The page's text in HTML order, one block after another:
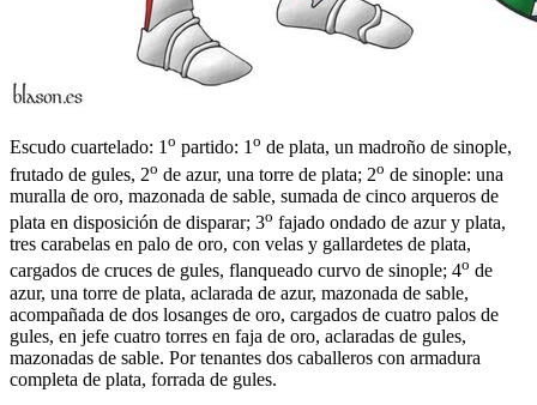
Escudo cuartelado: 1o partido: 1o de plata, un madroño de sinople,
frutado de gules, 2o de azur, una torre de plata; 2o de sinople: una
muralla de oro, mazonada de sable, sumada de cinco arqueros de
plata en disposición de disparar; 3o fajado ondado de azur y plata,
tres carabelas en palo de oro, con velas y gallardetes de plata,
cargados de cruces de gules, flanqueado curvo de sinople; 4o de
azur, una torre de plata, aclarada de azur, mazonada de sable,
acompañada de dos losanges de oro, cargados de cuatro palos de
gules, en jefe cuatro torres en faja de oro, aclaradas de gules,
mazonadas de sable. Por tenantes dos caballeros con armadura
completa de plata, forrada de gules.